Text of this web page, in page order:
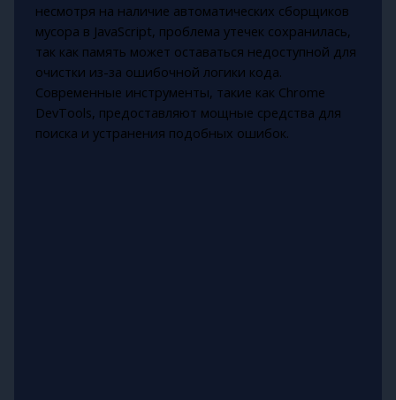
несмотря на наличие автоматических сборщиков
мусора в JavaScript, проблема утечек сохранилась,
так как память может оставаться недоступной для
очистки из-за ошибочной логики кода.
Современные инструменты, такие как Chrome
DevTools, предоставляют мощные средства для
поиска и устранения подобных ошибок.